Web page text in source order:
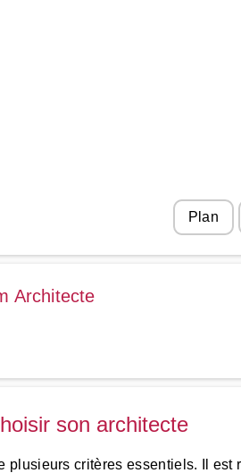
Plan
Architecte
son architecte
plusieurs critères essentiels. Il